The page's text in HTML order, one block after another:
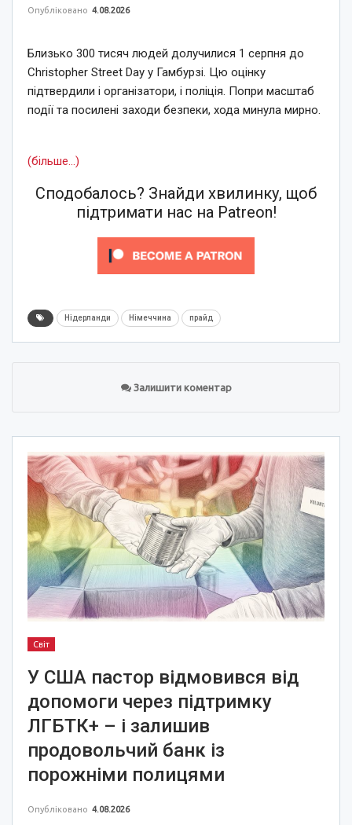
Опубліковано 4.08.2026
Близько 300 тисяч людей долучилися 1 серпня до
Christopher Street Day у Гамбурзі. Цю оцінку
підтвердили і організатори, і поліція. Попри масштаб
події та посилені заходи безпеки, хода минула мирно.
(більше…)
Сподобалось? Знайди хвилинку, щоб
підтримати нас на Patreon!
Нідерланди Німеччина прайд
Залишити коментар
Світ
У США пастор відмовився від
допомоги через підтримку
ЛГБТК+ – і залишив
продовольчий банк із
порожніми полицями
Опубліковано 4.08.2026